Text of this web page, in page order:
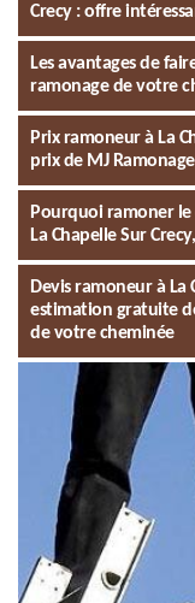
Crecy : offre
Les avantages de
ramonage de votre
Prix ramoneur à La
prix de MJ
Pourquoi ramoner
La Chapelle Sur
Devis ramoneur à La
estimation gratuite
de votre cheminée